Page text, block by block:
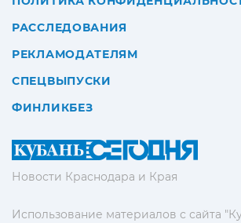
Новости Краснодара и Края
Использование материалов с сайта
РАССЛЕДОВАНИЯ
РЕКЛАМОДАТЕЛЯМ
СПЕЦВЫПУСКИ
ФИНЛИКБЕЗ